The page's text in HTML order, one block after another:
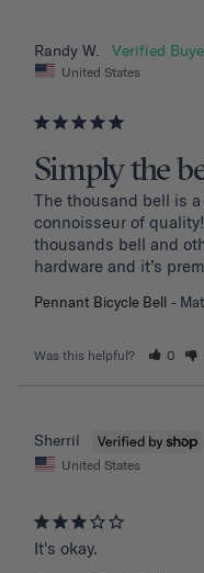
Randy W.
United States
Simply the
The thousand bell is
connoisseur of
thousands bell and
hardware and it’s
Pennant Bicycle Bell
Was this helpful? 0
Sherril
United States
It's okay.